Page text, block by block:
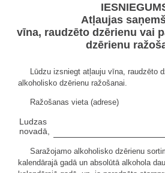
Atļaujas
vīna, raudzēto dzērienu vai
dzērienu
Lūdzu izsniegt atļauju vīna, raudzēto
alkoholisko dzērienu ražošanai.
Ražošanas vieta (adrese)
Ludzas
novadā,
Saražojamo alkoholisko dzērienu
kalendārajā gadā un absolūtā alkohola